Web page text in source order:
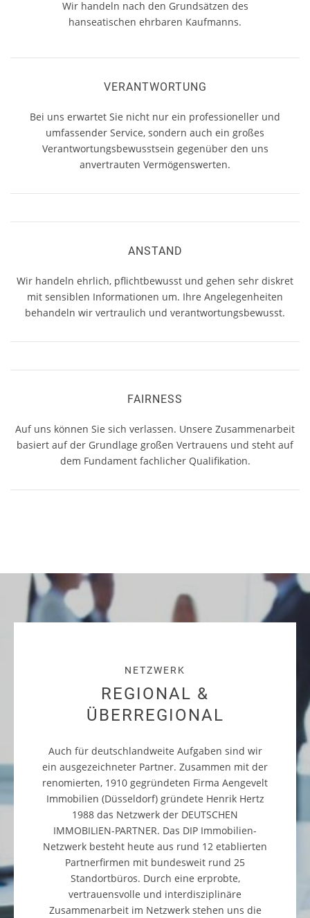
Wir handeln nach den Grundsätzen des
hanseatischen ehrbaren Kaufmanns.
VERANTWORTUNG
Bei uns erwartet Sie nicht nur ein professioneller und
umfassender Service, sondern auch ein großes
Verantwortungsbewusstsein gegenüber den uns
anvertrauten Vermögenswerten.
ANSTAND
Wir handeln ehrlich, pflichtbewusst und gehen sehr diskret
mit sensiblen Informationen um. Ihre Angelegenheiten
behandeln wir vertraulich und verantwortungsbewusst.
FAIRNESS
Auf uns können Sie sich verlassen. Unsere Zusammenarbeit
basiert auf der Grundlage großen Vertrauens und steht auf
dem Fundament fachlicher Qualifikation.
NETZWERK
REGIONAL &
ÜBERREGIONAL
Auch für deutschlandweite Aufgaben sind wir
ein ausgezeichneter Partner. Zusammen mit der
renomierten, 1910 gegründeten Firma Aengevelt
Immobilien (Düsseldorf) gründete Henrik Hertz
1988 das Netzwerk der DEUTSCHEN
IMMOBILIEN-PARTNER. Das DIP Immobilien-
Netzwerk besteht heute aus rund 12 etablierten
Partnerfirmen mit bundesweit rund 25
Standortbüros. Durch eine erprobte,
vertrauensvolle und interdisziplinäre
Zusammenarbeit im Netzwerk stehen uns die